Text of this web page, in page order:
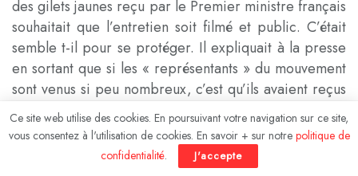
des gilets jaunes reçu par le Premier ministre français
souhaitait que l’entretien soit filmé et public. C’était
semble t-il pour se protéger. Il expliquait à la presse
en sortant que si les « représentants » du mouvement
sont venus si peu nombreux, c’est qu’ils avaient reçus
des menaces de mort. « 90% des menaces venaient
d’autres gilets jaunes », ajoutait-il. Voilà une
déclaration bien de l’époque : un chiffrage précis, les
Ce site web utilise des cookies. En poursuivant votre navigation sur ce site,
vous consentez à l'utilisation de cookies. En savoir + sur notre politique de
confidentialité. J'accepte